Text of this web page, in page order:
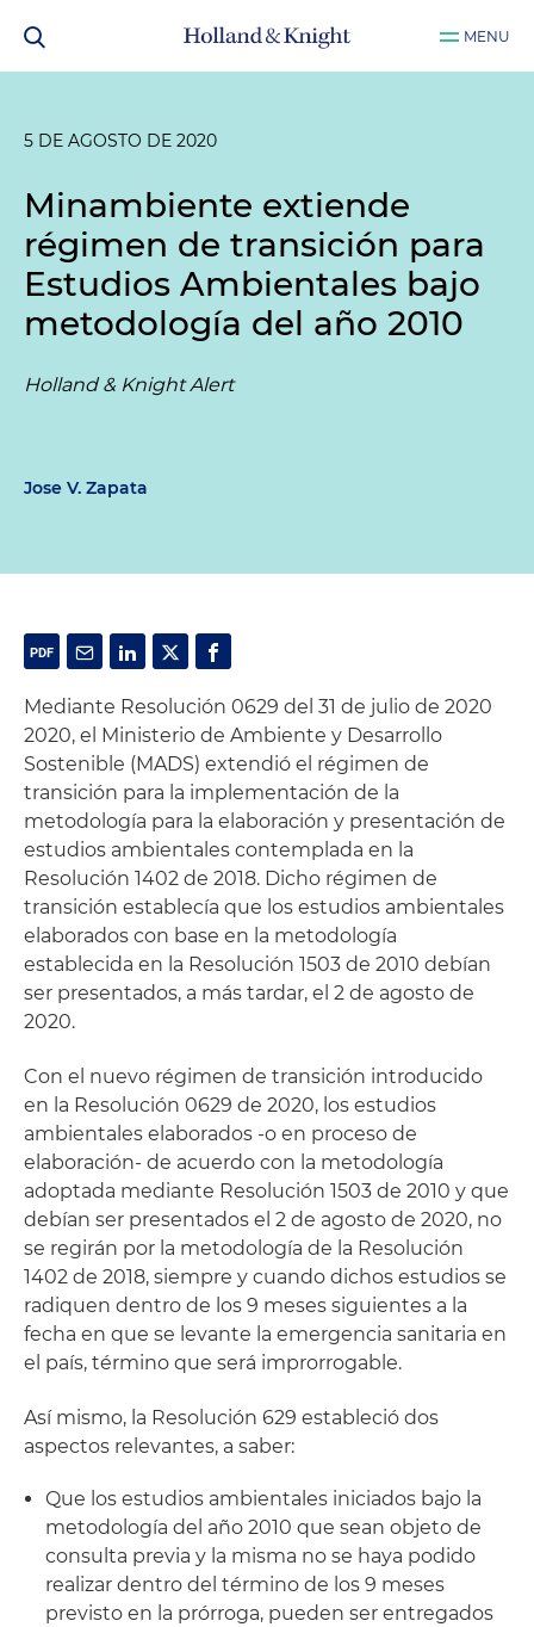
MENU
5 DE AGOSTO DE 2020
Minambiente extiende
régimen de transición para
Estudios Ambientales bajo
metodología del año 2010
Holland & Knight Alert
Jose V. Zapata
Mediante Resolución 0629 del 31 de julio de 2020
2020, el Ministerio de Ambiente y Desarrollo
Sostenible (MADS) extendió el régimen de
transición para la implementación de la
metodología para la elaboración y presentación de
estudios ambientales contemplada en la
Resolución 1402 de 2018. Dicho régimen de
transición establecía que los estudios ambientales
elaborados con base en la metodología
establecida en la Resolución 1503 de 2010 debían
ser presentados, a más tardar, el 2 de agosto de
2020.
Con el nuevo régimen de transición introducido
en la Resolución 0629 de 2020, los estudios
ambientales elaborados -o en proceso de
elaboración- de acuerdo con la metodología
adoptada mediante Resolución 1503 de 2010 y que
debían ser presentados el 2 de agosto de 2020, no
se regirán por la metodología de la Resolución
1402 de 2018, siempre y cuando dichos estudios se
radiquen dentro de los 9 meses siguientes a la
fecha en que se levante la emergencia sanitaria en
el país, término que será improrrogable.
Así mismo, la Resolución 629 estableció dos
aspectos relevantes, a saber:
Que los estudios ambientales iniciados bajo la
metodología del año 2010 que sean objeto de
consulta previa y la misma no se haya podido
realizar dentro del término de los 9 meses
previsto en la prórroga, pueden ser entregados